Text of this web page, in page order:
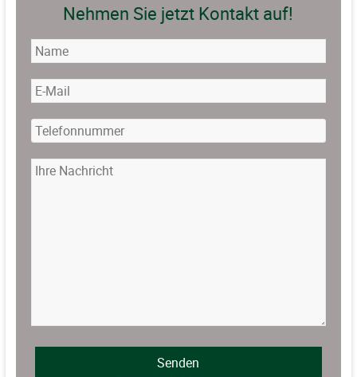
Nehmen Sie jetzt Kontakt auf!